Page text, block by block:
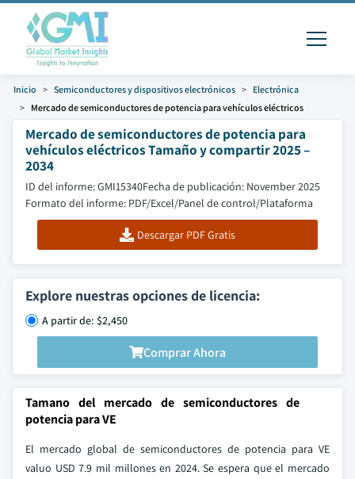
Inicio Semiconductores y dispositivos electrónicos
Electrónica
Mercado de semiconductores de potencia para vehículos eléctricos
Mercado de semiconductores de potencia para
vehículos eléctricos Tamaño y compartir 2025 –
2034
ID del informe: GMI15340Fecha de publicación: November 2025
Formato del informe: PDF/Excel/Panel de control/Plataforma
Descargar PDF Gratis
Explore nuestras opciones de licencia:
A partir de: $2,450
Comprar Ahora
Tamano del mercado de semiconductores de
potencia para VE
El mercado global de semiconductores de potencia para VE
valuo USD 7.9 mil millones en 2024. Se espera que el mercado